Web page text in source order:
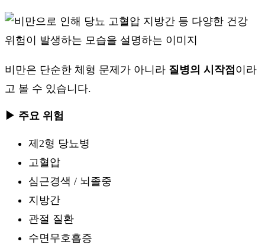
비만은 단순한 체형 문제가 아니라 질병의 시작점 이라
고 볼 수 있습니다.
▶ 주요 위험
제2형 당뇨병
고혈압
심근경색 / 뇌졸중
지방간
관절 질환
수면무호흡증